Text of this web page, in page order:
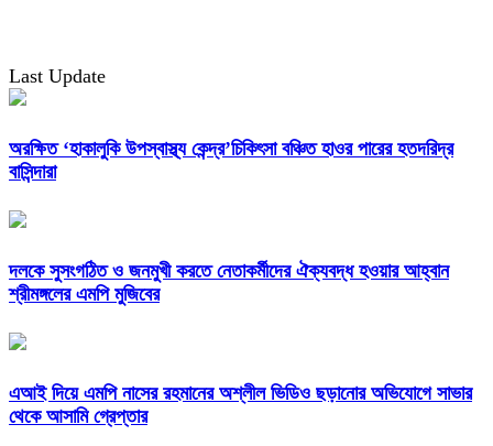
Last Update
অরক্ষিত ‘হাকালুকি উপস্বাস্থ্য কেন্দ্র’চিকিৎসা বঞ্চিত হাওর পারের হতদরিদ্র
বাসিন্দারা
দলকে সুসংগঠিত ও জনমুখী করতে নেতাকর্মীদের ঐক্যবদ্ধ হওয়ার আহ্বান
শ্রীমঙ্গলের এমপি মুজিবের
এআই দিয়ে এমপি নাসের রহমানের অশ্লীল ভিডিও ছড়ানোর অভিযোগে সাভার
থেকে আসামি গ্রেপ্তার